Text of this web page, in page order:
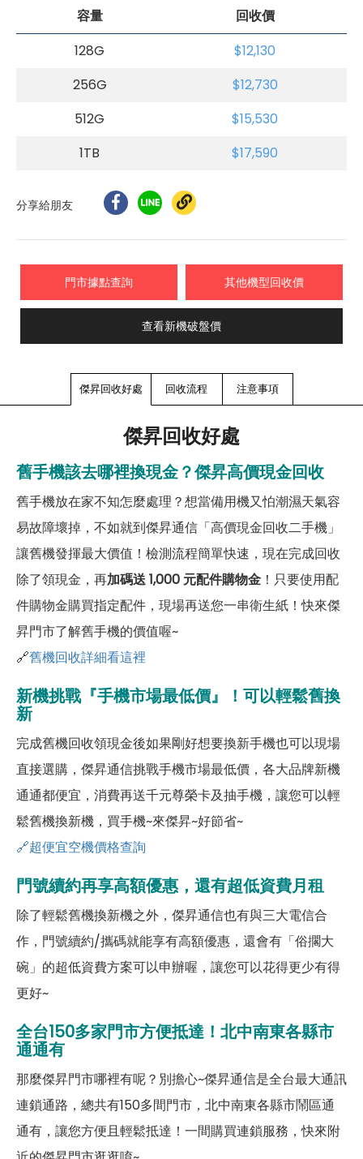
容量
回收價
128G
$12,130
256G
$12,730
512G
$15,530
1TB
$17,590
分享給朋友
門市據點查詢 其他機型回收價
查看新機破盤價
傑昇回收好處 回收流程 注意事項
傑昇回收好處
舊手機該去哪裡換現金？傑昇高價現金回收
舊手機放在家不知怎麼處理？想當備用機又怕潮濕天氣容
易故障壞掉，不如就到傑昇通信「高價現金回收二手機」
讓舊機發揮最大價值！檢測流程簡單快速，現在完成回收
除了領現金，再加碼送 1,000 元配件購物金 ！只要使用配
件購物金購買指定配件，現場再送您一串衛生紙！快來傑
昇門市了解舊手機的價值喔~
🔗舊機回收詳細看這裡
新機挑戰『手機市場最低價』！可以輕鬆舊換
新
完成舊機回收領現金後如果剛好想要換新手機也可以現場
直接選購，傑昇通信挑戰手機市場最低價，各大品牌新機
通通都便宜，消費再送千元尊榮卡及抽手機，讓您可以輕
鬆舊機換新機，買手機~來傑昇~好節省~
🔗超便宜空機價格查詢
門號續約再享高額優惠，還有超低資費月租
除了輕鬆舊機換新機之外，傑昇通信也有與三大電信合
作，門號續約/攜碼就能享有高額優惠，還會有「俗擱大
碗」的超低資費方案可以申辦喔，讓您可以花得更少有得
更好~
全台150多家門市方便抵達！北中南東各縣市
通通有
那麼傑昇門市哪裡有呢？別擔心~傑昇通信是全台最大通訊
連鎖通路，總共有150多間門市，北中南東各縣市鬧區通
通有，讓您方便且輕鬆抵達！一間購買連鎖服務，快來附